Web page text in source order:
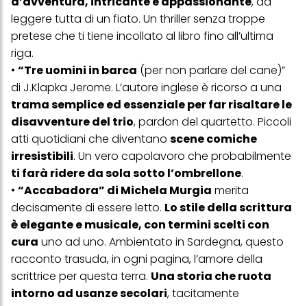
leggere tutta di un fiato. Un thriller senza troppe
pretese che ti tiene incollato al libro fino all’ultima
riga.
• “Tre uomini in barca (per non parlare del cane)”
di J.Klapka Jerome. L’autore inglese è ricorso a una
trama semplice ed essenziale per far risaltare le
disavventure del trio, pardon del quartetto. Piccoli
atti quotidiani che diventano scene comiche
irresistibili. Un vero capolavoro che probabilmente
ti farà ridere da sola sotto l’ombrellone.
• “Accabadora” di Michela Murgia merita
decisamente di essere letto. Lo stile della scrittura
è elegante e musicale, con termini scelti con
cura uno ad uno. Ambientato in Sardegna, questo
racconto trasuda, in ogni pagina, l’amore della
scrittrice per questa terra. Una storia che ruota
intorno ad usanze secolari, tacitamente
effetto per il futuro disabilitando i cookie sul nostro sito web nella
sezione "Impostazioni cookie" collegata nel piè di pagina. Per
ulteriori informazioni sui cookie utilizzati su questo sito Web, in
particolare sul loro periodo di conservazione, consultare le
informazioni dettagliate su ciascun cookie disponibili facendo
clic su "modifica" di seguito".
Se fai clic su "Modifica" potrai trovare maggiori informazioni sul
trattamento dei tuoi dati / sull'uso dei cookie e consentirli per uno o
più degli scopi sopra menzionati. Cliccando su "Accetta tutto",
acconsenti all'uso dei cookie e al trattamento dei tuoi dati
personali per tutte le finalità sopra indicate. Se fai clic su "Rifiuta",
verranno utilizzati solo i cookie tecnicamente necessari per fornirti